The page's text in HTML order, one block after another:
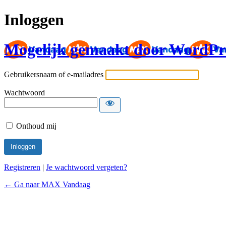
Inloggen
Mogelijk gemaakt door
Gebruikersnaam of e-mailadres
Wachtwoord
Onthoud mij
Registreren | Je wachtwoord vergeten?
← Ga naar MAX Vandaag